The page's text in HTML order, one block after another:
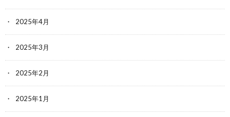
2025年4月
2025年3月
2025年2月
2025年1月